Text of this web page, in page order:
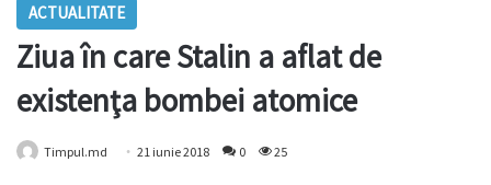
ACTUALITATE
Ziua în care Stalin a aflat de
existenţa bombei atomice
Timpul.md 21 iunie 2018 0 25